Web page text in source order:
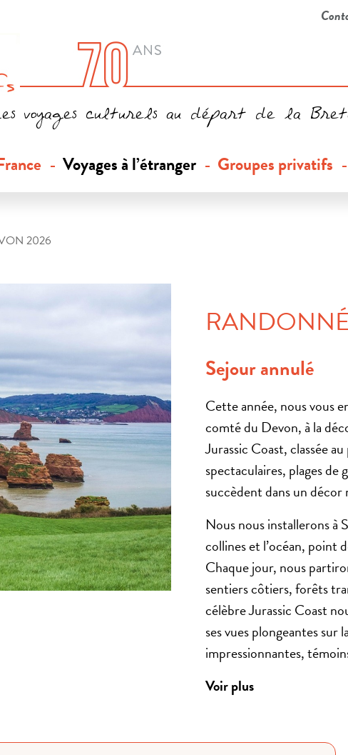
voyages culturels au départ de la
Voyages à l’étranger Groupes privatifs
2026
Sejour annulé
Cette année, nous vous
comté du Devon, à la
Jurassic Coast, classée
spectaculaires, plages de
succèdent dans un
Nous nous installerons à
collines et l’océan, point
Chaque jour, nous
sentiers côtiers, forêts
célèbre Jurassic Coast
ses vues plongeantes
impressionnantes,
Voir plus